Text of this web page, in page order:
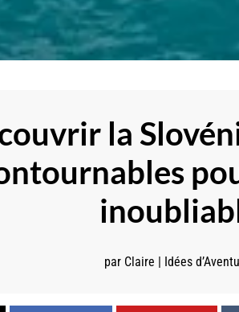
la
par Claire | Idées